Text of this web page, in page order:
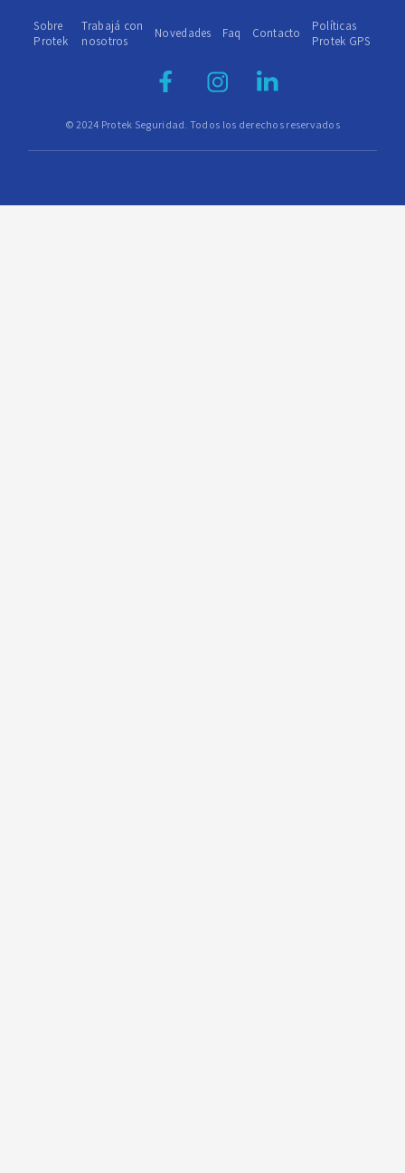
© 2024 Protek Seguridad. Todos los derechos reservados
Sobre
Protek
Trabajá con
nosotros
Novedades Faq Contacto
Políticas
Protek GPS